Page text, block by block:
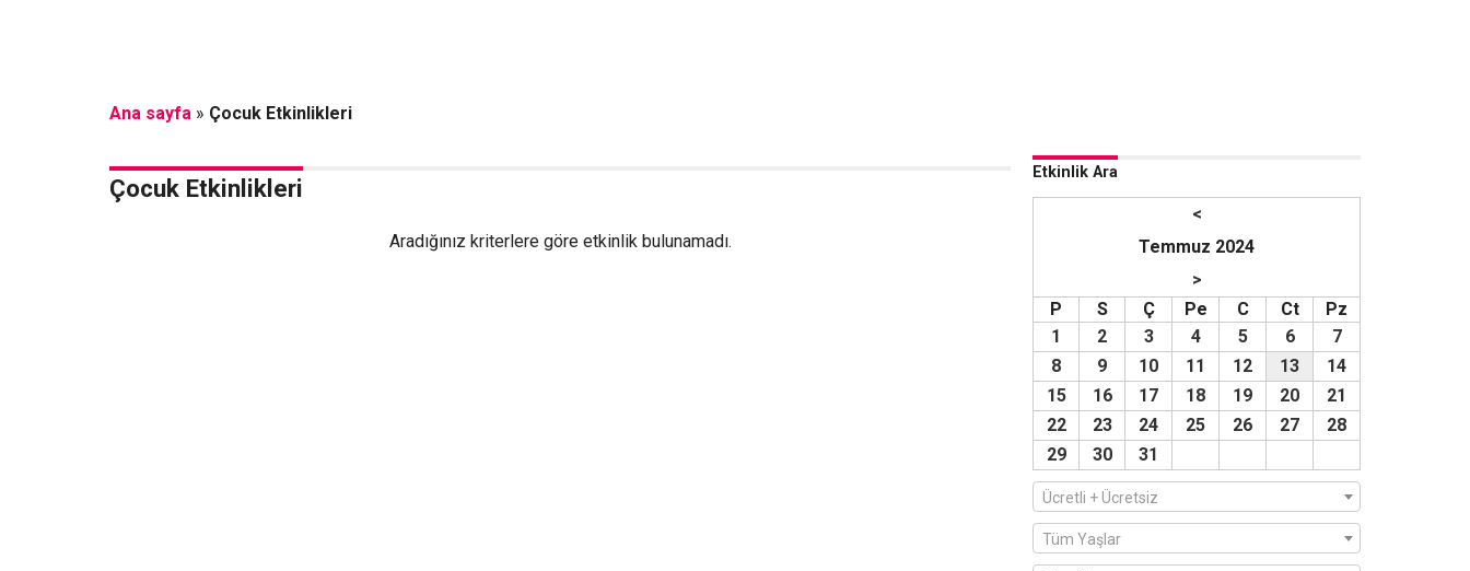
Ana sayfa » Çocuk Etkinlikleri
Çocuk Etkinlikleri
Aradığınız kriterlere göre etkinlik bulunamadı.
Etkinlik Ara
<
Temmuz 2024
>
P
S Ç Pe C Ct
Pz
1
2 3 4 5 6
7
8
9 10 11 12 13
14
15
16 17 18 19 20
21
22
23 24 25 26 27
28
29
30 31
Ücretli + Ücretsiz
Tüm Yaşlar